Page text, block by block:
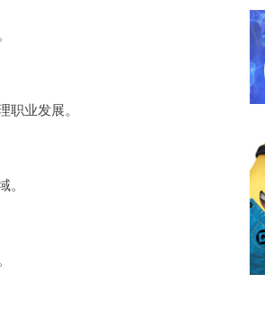
业发展。